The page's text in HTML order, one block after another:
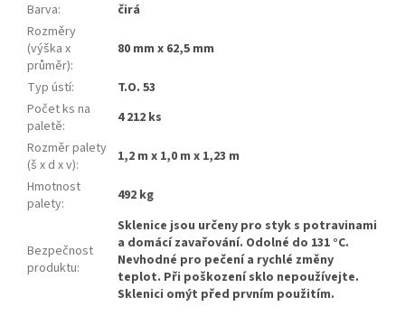
Barva:
čirá
Rozměry
(výška x
průměr):
80 mm x 62,5 mm
Typ ústí:
T.O. 53
Počet ks na
paletě:
4 212 ks
Rozměr palety
(š x d x v):
1,2 m x 1,0 m x 1,23 m
Hmotnost
palety: 492 kg
Bezpečnost
produktu:
Sklenice jsou určeny pro styk s potravinami
a domácí zavařování. Odolné do 131 °C.
Nevhodné pro pečení a rychlé změny
teplot. Při poškození sklo nepoužívejte.
Sklenici omýt před prvním použitím.